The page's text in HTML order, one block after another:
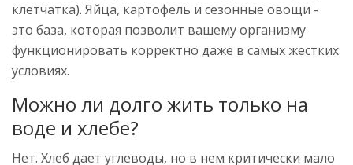
клетчатка). Яйца, картофель и сезонные овощи -
это база, которая позволит вашему организму
функционировать корректно даже в самых жестких
условиях.
Можно ли долго жить только на
воде и хлебе?
Нет. Хлеб дает углеводы, но в нем критически мало